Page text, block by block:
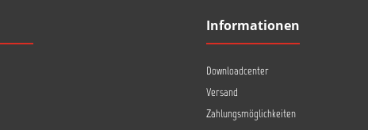
Informationen
Downloadcenter
Versand
Zahlungsmöglichkeiten